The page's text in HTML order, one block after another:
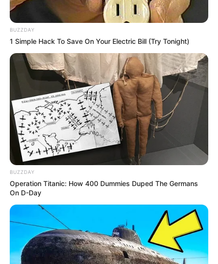
τον Γιώργο Κουτελίνη στον Πτήση 103,2 fm
BUZZDAY
1 Simple Hack To Save On Your Electric Bill (Try Tonight)
BUZZDAY
Operation Titanic: How 400 Dummies Duped The Germans
On D-Day